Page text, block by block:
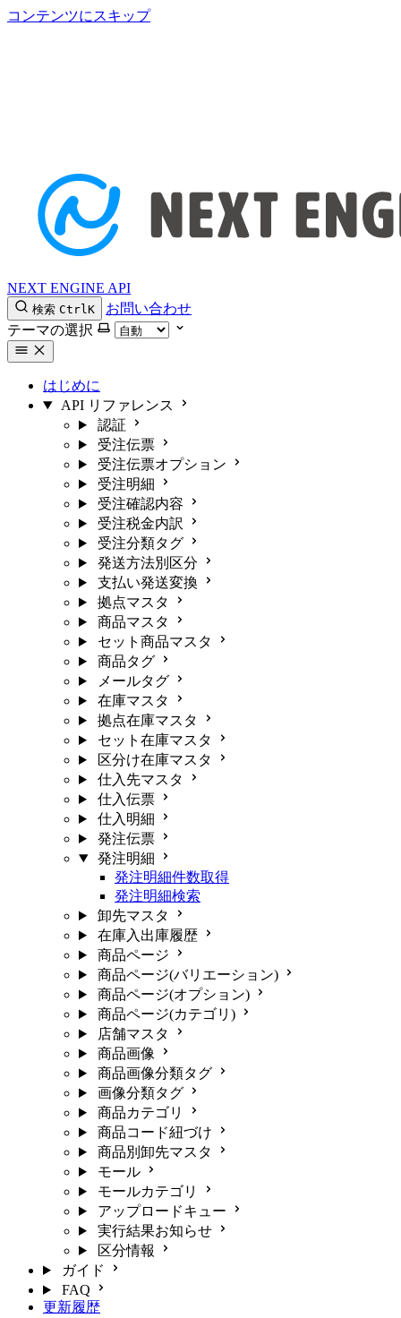
コンテンツにスキップ
NEXT ENGINE API
検索 CtrlK
お問い合わせ
テーマの選択
はじめに
API リファレンス
認証
受注伝票
受注伝票オプション
受注明細
受注確認内容
受注税金内訳
受注分類タグ
発送方法別区分
支払い発送変換
拠点マスタ
商品マスタ
セット商品マスタ
商品タグ
メールタグ
在庫マスタ
拠点在庫マスタ
セット在庫マスタ
区分け在庫マスタ
仕入先マスタ
仕入伝票
仕入明細
発注伝票
発注明細
発注明細件数取得
発注明細検索
卸先マスタ
在庫入出庫履歴
商品ページ
商品ページ(バリエーション)
商品ページ(オプション)
商品ページ(カテゴリ)
店舗マスタ
商品画像
商品画像分類タグ
画像分類タグ
商品カテゴリ
商品コード紐づけ
商品別卸先マスタ
モール
モールカテゴリ
アップロードキュー
実行結果お知らせ
区分情報
ガイド
FAQ
更新履歴